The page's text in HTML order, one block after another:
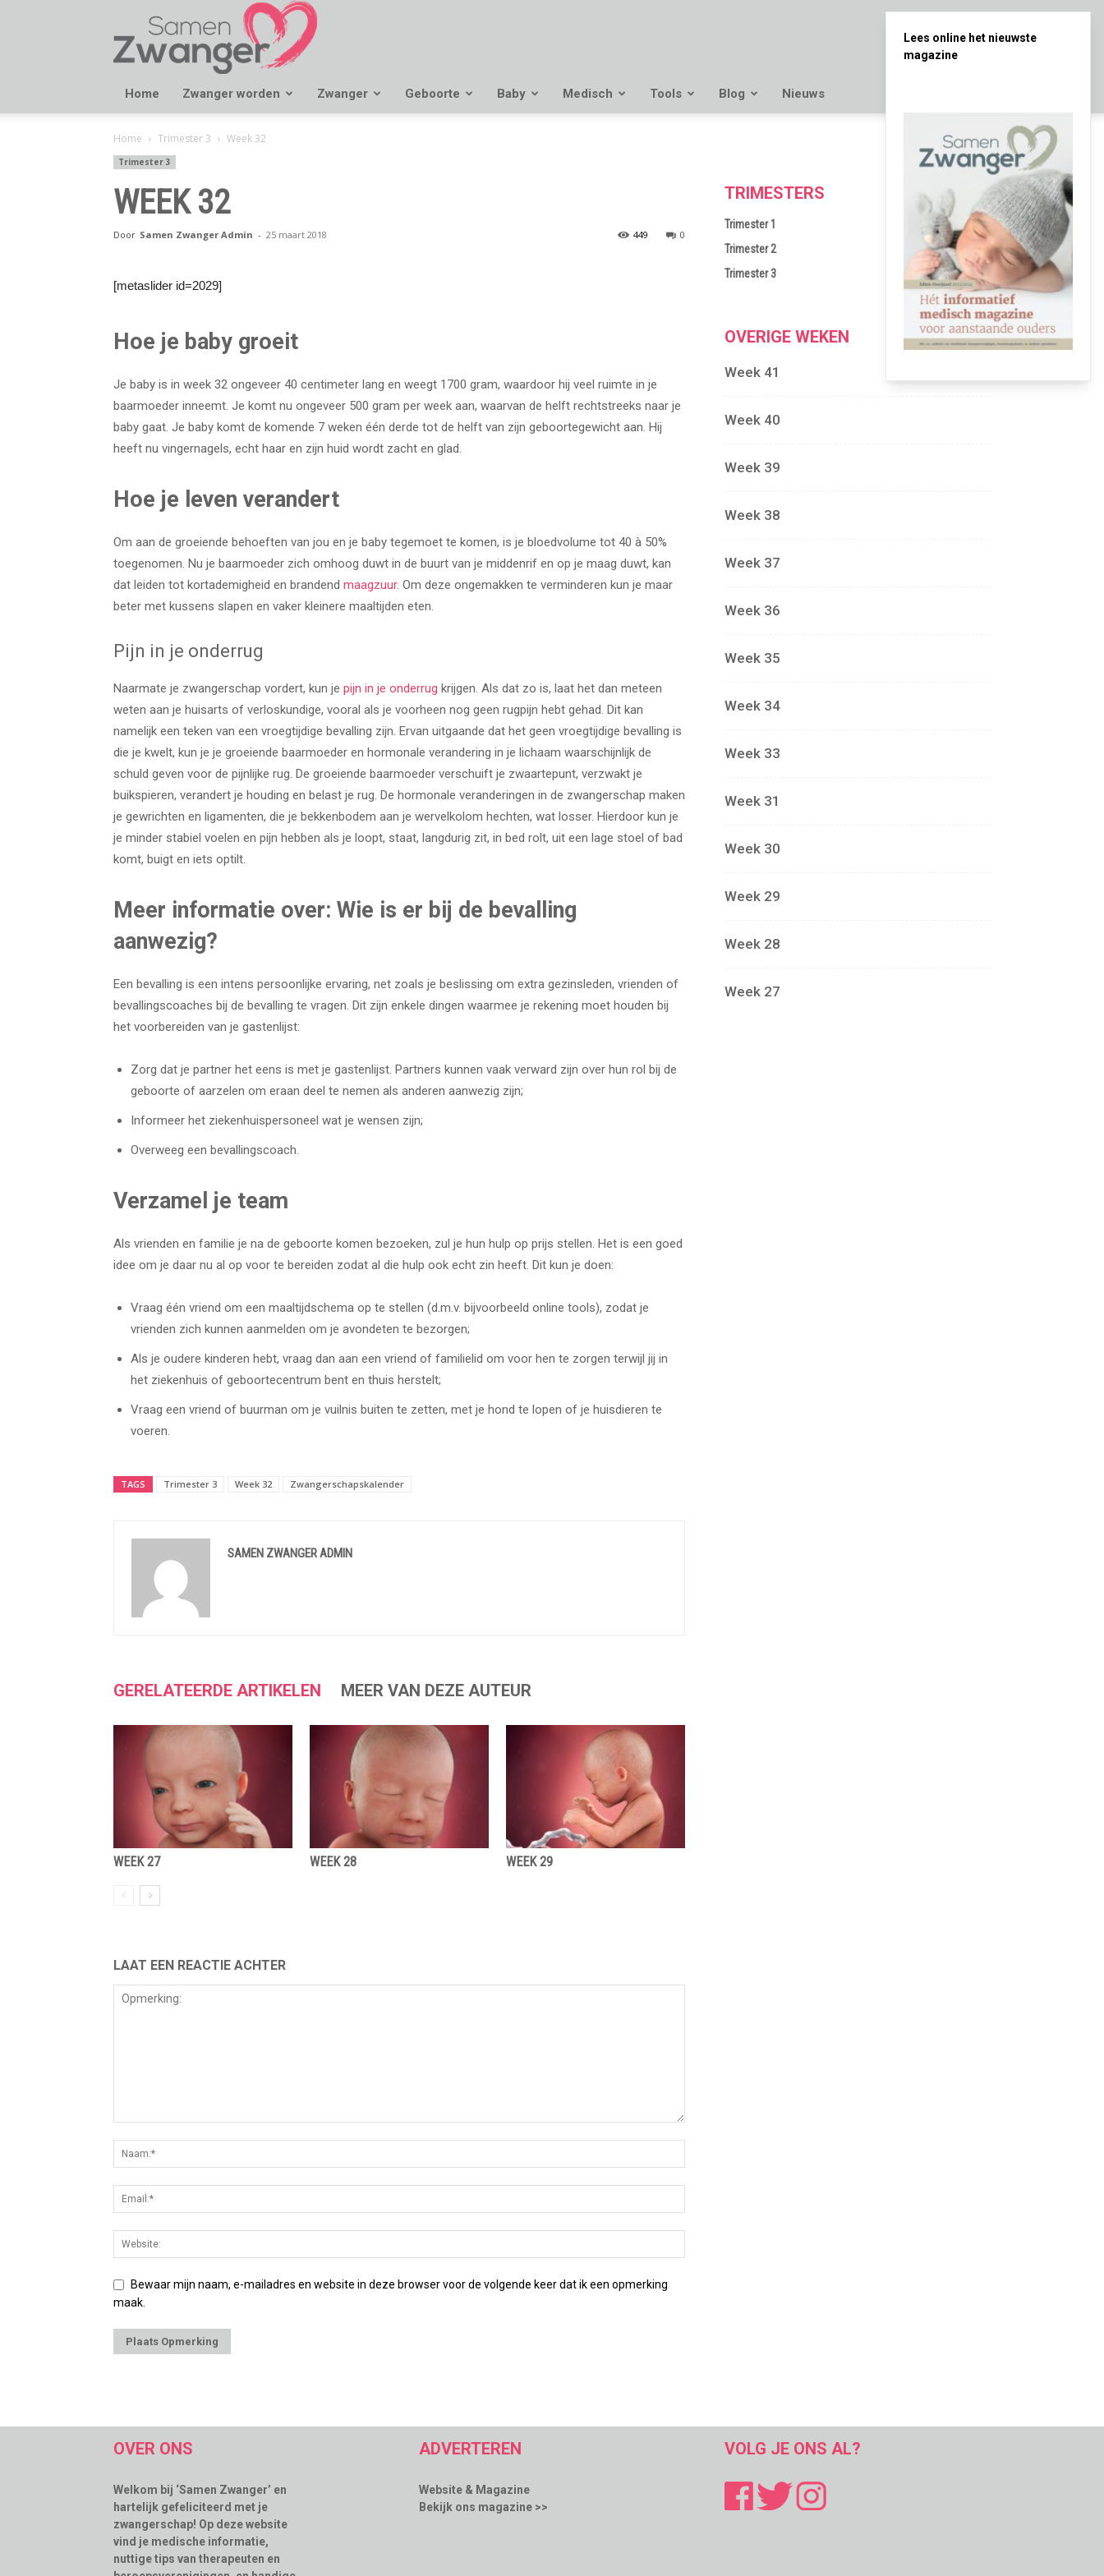
Samen
Zwanger
Home Zwanger worden Zwanger Geboorte Baby Medisch Tools Blog Nieuws
Home Trimester 3 Week 32
Trimester 3
WEEK 32
Door Samen Zwanger Admin - 25 maart 2018 0
449
[metaslider id=2029]
Hoe je baby groeit
Je baby is in week 32 ongeveer 40 centimeter lang en weegt 1700 gram, waardoor hij veel ruimte in je
baarmoeder inneemt. Je komt nu ongeveer 500 gram per week aan, waarvan de helft rechtstreeks naar je
baby gaat. Je baby komt de komende 7 weken één derde tot de helft van zijn geboortegewicht aan. Hij
heeft nu vingernagels, echt haar en zijn huid wordt zacht en glad.
Hoe je leven verandert
Om aan de groeiende behoeften van jou en je baby tegemoet te komen, is je bloedvolume tot 40 à 50%
toegenomen. Nu je baarmoeder zich omhoog duwt in de buurt van je middenrif en op je maag duwt, kan
dat leiden tot kortademigheid en brandend maagzuur. Om deze ongemakken te verminderen kun je maar
beter met kussens slapen en vaker kleinere maaltijden eten.
Pijn in je onderrug
Naarmate je zwangerschap vordert, kun je pijn in je onderrug krijgen. Als dat zo is, laat het dan meteen
weten aan je huisarts of verloskundige, vooral als je voorheen nog geen rugpijn hebt gehad. Dit kan
namelijk een teken van een vroegtijdige bevalling zijn. Ervan uitgaande dat het geen vroegtijdige bevalling is
die je kwelt, kun je je groeiende baarmoeder en hormonale verandering in je lichaam waarschijnlijk de
schuld geven voor de pijnlijke rug. De groeiende baarmoeder verschuift je zwaartepunt, verzwakt je
buikspieren, verandert je houding en belast je rug. De hormonale veranderingen in de zwangerschap maken
je gewrichten en ligamenten, die je bekkenbodem aan je wervelkolom hechten, wat losser. Hierdoor kun je
je minder stabiel voelen en pijn hebben als je loopt, staat, langdurig zit, in bed rolt, uit een lage stoel of bad
komt, buigt en iets optilt.
Meer informatie over: Wie is er bij de bevalling
aanwezig?
Een bevalling is een intens persoonlijke ervaring, net zoals je beslissing om extra gezinsleden, vrienden of
bevallingscoaches bij de bevalling te vragen. Dit zijn enkele dingen waarmee je rekening moet houden bij
het voorbereiden van je gastenlijst:
Zorg dat je partner het eens is met je gastenlijst. Partners kunnen vaak verward zijn over hun rol bij de
geboorte of aarzelen om eraan deel te nemen als anderen aanwezig zijn;
Informeer het ziekenhuispersoneel wat je wensen zijn;
Overweeg een bevallingscoach.
Verzamel je team
Als vrienden en familie je na de geboorte komen bezoeken, zul je hun hulp op prijs stellen. Het is een goed
idee om je daar nu al op voor te bereiden zodat al die hulp ook echt zin heeft. Dit kun je doen:
Vraag één vriend om een maaltijdschema op te stellen (d.m.v. bijvoorbeeld online tools), zodat je
vrienden zich kunnen aanmelden om je avondeten te bezorgen;
Als je oudere kinderen hebt, vraag dan aan een vriend of familielid om voor hen te zorgen terwijl jij in
het ziekenhuis of geboortecentrum bent en thuis herstelt;
Vraag een vriend of buurman om je vuilnis buiten te zetten, met je hond te lopen of je huisdieren te
voeren.
TAGS Trimester 3 Week 32 Zwangerschapskalender
SAMEN ZWANGER ADMIN
GERELATEERDE ARTIKELEN MEER VAN DEZE AUTEUR
WEEK 27 WEEK 28 WEEK 29
LAAT EEN REACTIE ACHTER
Bewaar mijn naam, e-mailadres en website in deze browser voor de volgende keer dat ik een opmerking
maak.
TRIMESTERS
Trimester 1
Trimester 2
Trimester 3
OVERIGE WEKEN
Week 41
Week 40
Week 39
Week 38
Week 37
Week 36
Week 35
Week 34
Week 33
Week 31
Week 30
Week 29
Week 28
Week 27
OVER ONS
Welkom bij ‘Samen Zwanger’ en
hartelijk gefeliciteerd met je
zwangerschap! Op deze website
vind je medische informatie,
nuttige tips van therapeuten en
ADVERTEREN
Website & Magazine
Bekijk ons magazine >>
VOLG JE ONS AL?
Lees online het nieuwste
magazine